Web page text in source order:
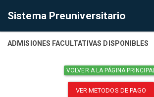
Sistema Preuniversitario
ADMISIONES FACULTATIVAS DISPONIBLES
VOLVER A LA PÁGINA PRINCIPAL
VER METODOS DE PAGO